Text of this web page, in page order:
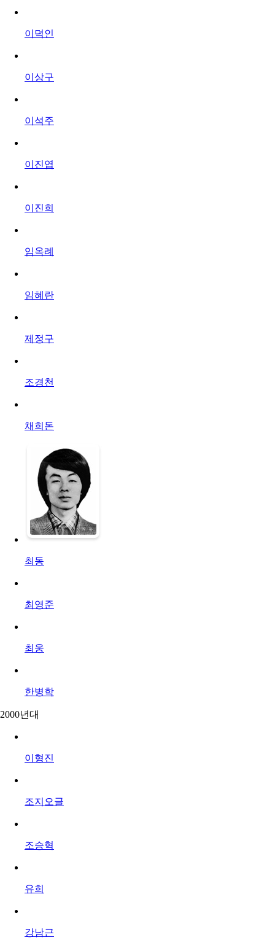
이덕인
이상구
이석주
이진엽
이진희
임옥례
임혜란
제정구
조경천
채희돈
최동
최영준
최웅
한병학
2000년대
이형진
조지오글
조승혁
유희
강남근